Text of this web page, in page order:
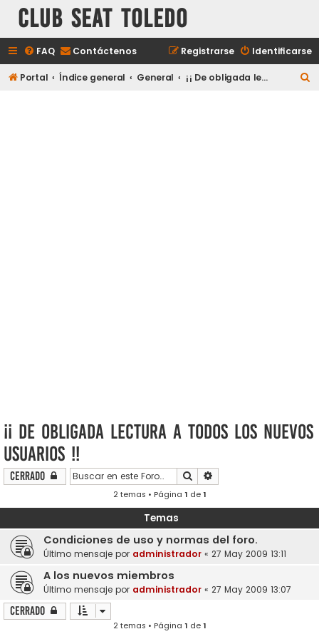
Club Seat Toledo
FAQ Contáctenos Identificarse
Registrarse
Portal Índice general General ¡¡ De obligada lectura a todos los nuevos usuarios !!
¡¡ De obligada lectura a todos los nuevos
usuarios !!
Cerrado Buscar
2 temas • Página 1 de1
Temas
Condiciones de uso y normas del foro.
Último mensaje por administrador « 27 May 2009 13:11
A los nuevos miembros
Último mensaje por administrador « 27 May 2009 13:07
Cerrado
2 temas • Página 1 de1